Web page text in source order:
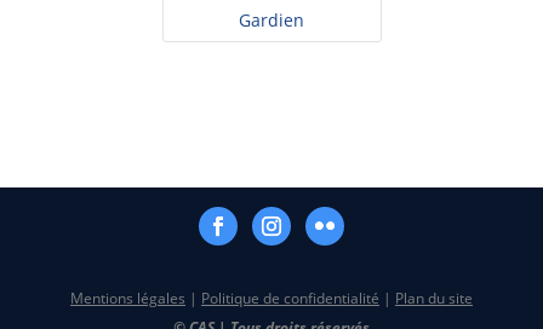
Gardien
Mentions légales | Politique de confidentialité | Plan du site